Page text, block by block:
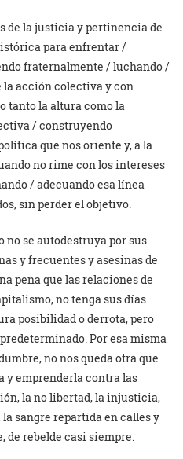
de la justicia y pertinencia de
para enfrentar /
fraternalmente / luchando /
la acción colectiva y con
tanto la altura como la
/ construyendo
que nos oriente y, a la
no rime con los intereses
/ adecuando esa línea
sin perder el objetivo.
no se autodestruya por sus
y frecuentes y asesinas de
pena que las relaciones de
no tenga sus días
posibilidad o derrota, pero
Por esa misma
no nos queda otra que
y emprenderla contra las
la no libertad, la injusticia,
sangre repartida en calles y
de rebelde casi siempre.